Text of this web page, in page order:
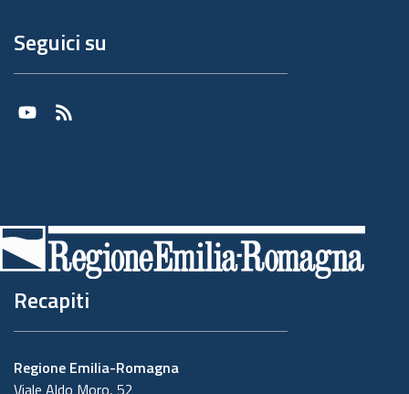
Seguici su
Youtube
RSS
Recapiti
Regione Emilia-Romagna
Viale Aldo Moro, 52